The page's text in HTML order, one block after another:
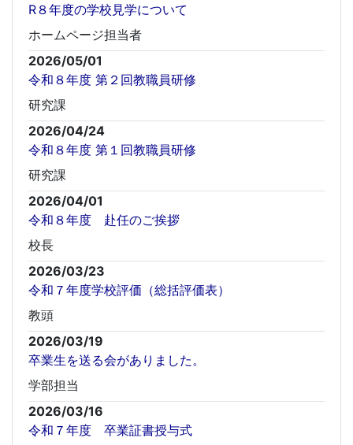
R８年度の学校見学について
ホームページ担当者
2026/05/01
令和８年度 第２回教職員研修
研究課
2026/04/24
令和８年度 第１回教職員研修
研究課
2026/04/01
令和８年度 赴任のご挨拶
校長
2026/03/23
令和７年度学校評価（総括評価表）
教頭
2026/03/19
卒業生を送る会がありました。
学部担当
2026/03/16
令和７年度 卒業証書授与式